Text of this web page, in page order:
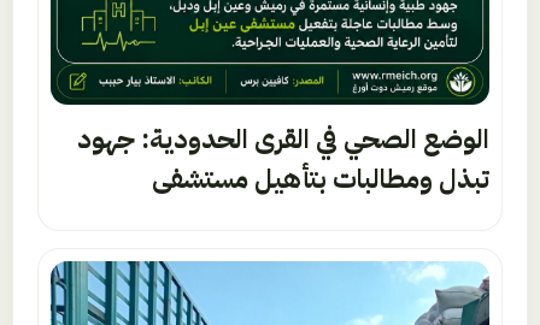
الوضع الصحي في القرى الحدودية: جهود
تبذل ومطالبات بتأهيل مستشفى